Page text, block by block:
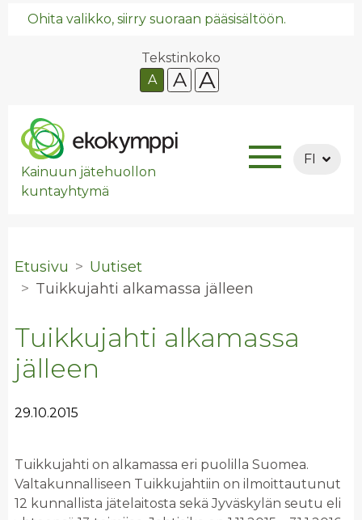
Ohita valikko, siirry suoraan pääsisältöön.
Tekstinkoko
A
A A
Kainuun jätehuollon
kuntayhtymä
FI
Etusivu
Uutiset
Tuik­ku­jah­ti al­ka­mas­sa jäl­leen
Tuikkujahti alkamassa
jälleen
29.10.2015
Tuikkujahti on alkamassa eri puolilla Suomea.
Valtakunnalliseen Tuikkujahtiin on ilmoittautunut
12 kunnallista jätelaitosta sekä Jyväskylän seutu eli